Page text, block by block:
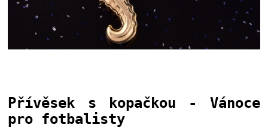
Přívěsek s kopačkou - Vánoce
pro fotbalisty